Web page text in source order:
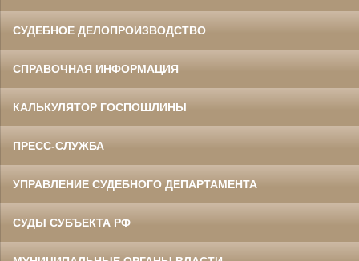
СУДЕБНОЕ ДЕЛОПРОИЗВОДСТВО
СПРАВОЧНАЯ ИНФОРМАЦИЯ
КАЛЬКУЛЯТОР ГОСПОШЛИНЫ
ПРЕСС-СЛУЖБА
УПРАВЛЕНИЕ СУДЕБНОГО ДЕПАРТАМЕНТА
СУДЫ СУБЪЕКТА РФ